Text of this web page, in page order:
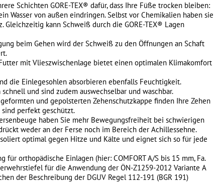
Schichten GORE-TEX® dafür, dass Ihre Füße trocken bleiben:
Wasser von außen eindringen. Selbst vor Chemikalien haben sie
Gleichzeitig kann Schweiß durch die GORE-TEX® Lagen
beim Gehen wird der Schweiß zu den Öffnungen an Schaft
mit Vlieszwischenlage bietet einen optimalen Klimakomfort
die Einlegesohlen absorbieren ebenfalls Feuchtigkeit.
und sind zudem auswechselbar und waschbar.
und gepolsterten Zehenschutzkappe finden Ihre Zehen
perfekt geschützt.
haben Sie mehr Bewegungsfreiheit bei schwierigen
weder an der Ferse noch im Bereich der Achillessehne.
optimal gegen Hitze und Kälte und eignet sich so für jede
für orthopädische Einlagen (hier: COMFORT A/S bis 15 mm, Fa.
für die Anwendung der ÖN-Z1259-2012 Variante A
der Beschreibung der DGUV Regel 112-191 (BGR 191)